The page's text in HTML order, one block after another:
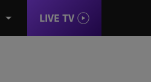
LIVE TV